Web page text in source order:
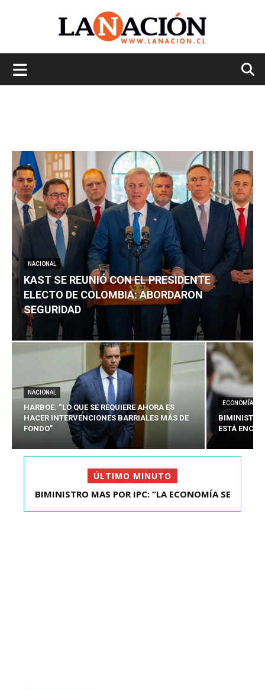
NACIONAL
KAST SE REUNIÓ CON EL PRESIDENTE
ELECTO DE COLOMBIA: ABORDARON
SEGURIDAD
NACIONAL
HARBOE: “LO QUE SE REQUIERE AHORA ES
HACER INTERVENCIONES BARRIALES MÁS DE
FONDO”
ECONOMÍA
BIMINISTRO
ESTÁ
ÚLTIMO MINUTO
KAST SE REUNIÓ CON EL PRESIDENTE ELECTO DE
BIMINISTRO MAS POR IPC: “LA ECONOMÍA SE